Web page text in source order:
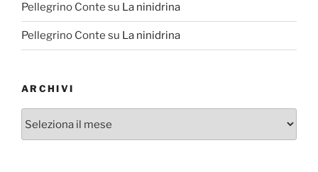
Pellegrino Conte su La ninidrina
Pellegrino Conte su La ninidrina
ARCHIVI